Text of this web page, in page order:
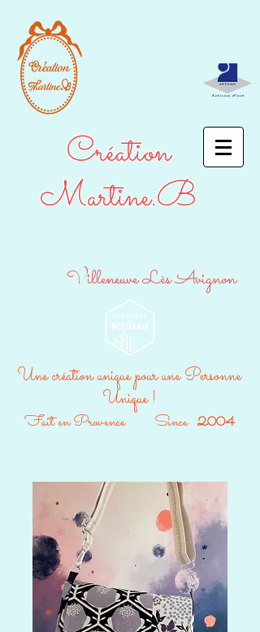
Création
Martine.B
Villeneuve Lès Avignon
Une création unique pour une Personne
Unique !
Fait en Provence Since 2004